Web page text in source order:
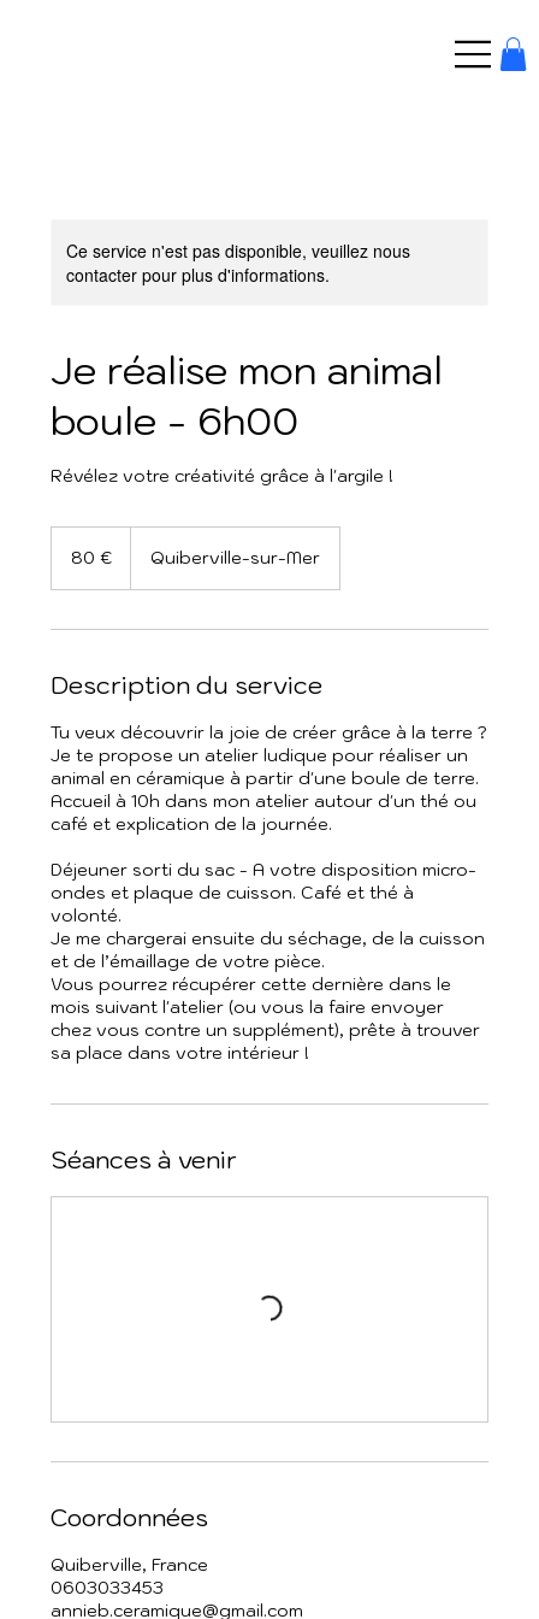
Ce service n'est pas disponible, veuillez nous
contacter pour plus d'informations.
Je réalise mon animal
boule - 6h00
Révélez votre créativité grâce à l'argile !
80 € Quiberville-sur-Mer
Description du service
Tu veux découvrir la joie de créer grâce à la terre ?
Je te propose un atelier ludique pour réaliser un
animal en céramique à partir d'une boule de terre.
Accueil à 10h dans mon atelier autour d'un thé ou
café et explication de la journée.
Déjeuner sorti du sac - A votre disposition micro-
ondes et plaque de cuisson. Café et thé à
volonté.
Je me chargerai ensuite du séchage, de la cuisson
et de l’émaillage de votre pièce.
Vous pourrez récupérer cette dernière dans le
mois suivant l'atelier (ou vous la faire envoyer
chez vous contre un supplément), prête à trouver
sa place dans votre intérieur !
Séances à venir
Coordonnées
Quiberville, France
0603033453
annieb.ceramique@gmail.com